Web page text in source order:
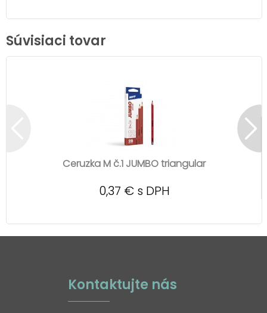
Súvisiaci tovar
Ceruzka M č.1 JUMBO triangular
0,37 € s DPH
Kontaktujte nás